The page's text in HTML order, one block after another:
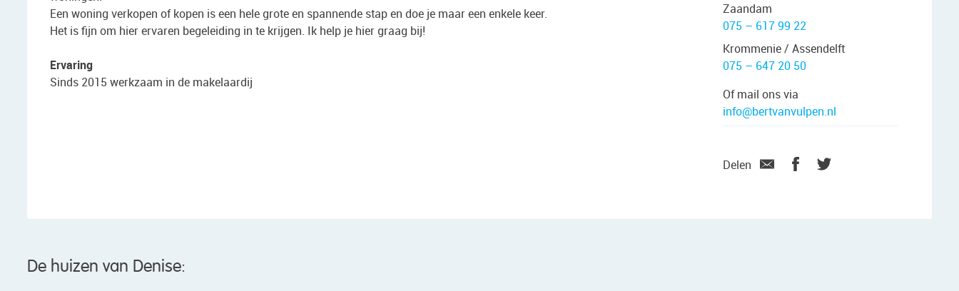
Een woning verkopen of kopen is een hele grote en spannende stap en doe je maar een enkele keer.
Het is fijn om hier ervaren begeleiding in te krijgen. Ik help je hier graag bij!
Ervaring
Sinds 2015 werkzaam in de makelaardij
Zaandam
075 – 617 99 22
Krommenie / Assendelft
075 – 647 20 50
Of mail ons via
info@bertvanvulpen.nl
Delen
De huizen van Denise: